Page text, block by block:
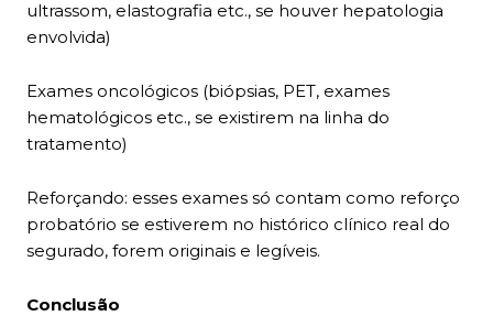
ultrassom, elastografia etc., se houver hepatologia
envolvida)
Exames oncológicos (biópsias, PET, exames
hematológicos etc., se existirem na linha do
tratamento)
Reforçando: esses exames só contam como reforço
probatório se estiverem no histórico clínico real do
segurado, forem originais e legíveis.
Conclusão